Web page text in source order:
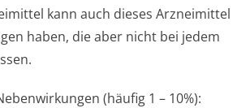
kann auch dieses Arzneimittel
haben, die aber nicht bei jedem
(häufig 1 – 10%):